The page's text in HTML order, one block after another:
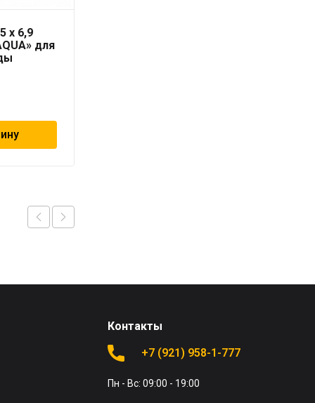
x 6,9
для
Контакты
+7 (921) 958-1-777
Пн - Вс: 09:00 - 19:00